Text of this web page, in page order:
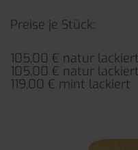
Preise je Stück:
105,00 € natur
105,00 € natur
119,00 € mint lackiert